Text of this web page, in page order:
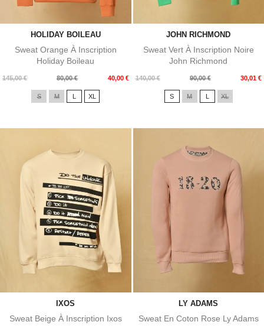
HOLIDAY BOILEAU
Sweat Orange À Inscription
Holiday Boileau
145,00 €
Prix
80,00 € 40,00 €
Prix
S M XL
JOHN RICHMOND
Sweat Vert À Inscription Noire
John Richmond
140,00 €
Prix
90,00 € 30,01 €
Prix
S M XL
IXOS
Sweat Beige À Inscription Ixos
LY ADAMS
Sweat En Coton Rose Ly Adams